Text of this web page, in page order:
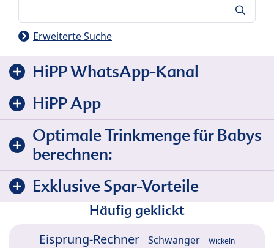
Erweiterte Suche
HiPP WhatsApp-Kanal
HiPP App
Optimale Trinkmenge für Babys
berechnen:
Exklusive Spar-Vorteile
Häufig geklickt
Eisprung-Rechner Schwanger Wickeln